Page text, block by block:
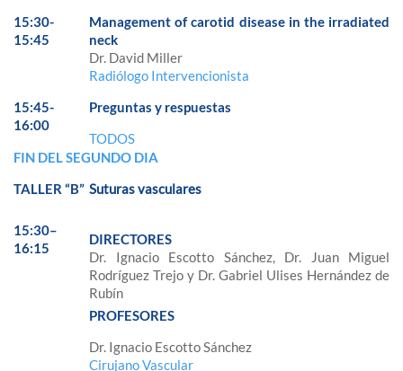
15:30-
15:45
Management of carotid disease in the irradiated
neck
Dr. David Miller
Radiólogo Intervencionista
15:45-
16:00
Preguntas y respuestas
TODOS
FIN DEL SEGUNDO DIA
TALLER “B”
15:30–
16:15
Suturas vasculares
DIRECTORES
Dr. Ignacio Escotto Sánchez, Dr. Juan Miguel
Rodríguez Trejo y Dr. Gabriel Ulises Hernández de
Rubín
PROFESORES
Dr. Ignacio Escotto Sánchez
Cirujano Vascular